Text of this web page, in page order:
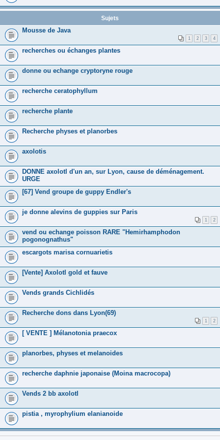
Sujets
Mousse de Java
1 2 3 4
recherches ou échanges plantes
donne ou echange cryptoryne rouge
recherche ceratophyllum
recherche plante
Recherche physes et planorbes
axolotis
DONNE axolotl d'un an, sur Lyon, cause de déménagement.
URGE
[67] Vend groupe de guppy Endler's
je donne alevins de guppies sur Paris
1 2
vend ou echange poisson RARE "Hemirhamphodon
pogonognathus"
escargots marisa cornuarietis
[Vente] Axolotl gold et fauve
Vends grands Cichlidés
Recherche dons dans Lyon(69)
1 2
[ VENTE ] Mélanotonia praecox
planorbes, physes et melanoides
recherche daphnie japonaise (Moina macrocopa)
Vends 2 bb axolotl
pistia , myrophylium elanianoide